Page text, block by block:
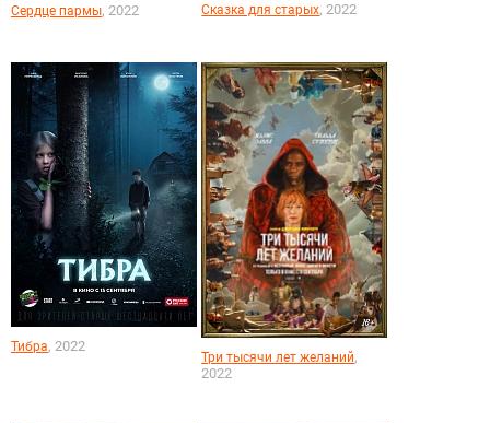
Сердце пармы, 2022 Сказка для старых, 2022
Тибра, 2022
Три тысячи лет желаний,
2022